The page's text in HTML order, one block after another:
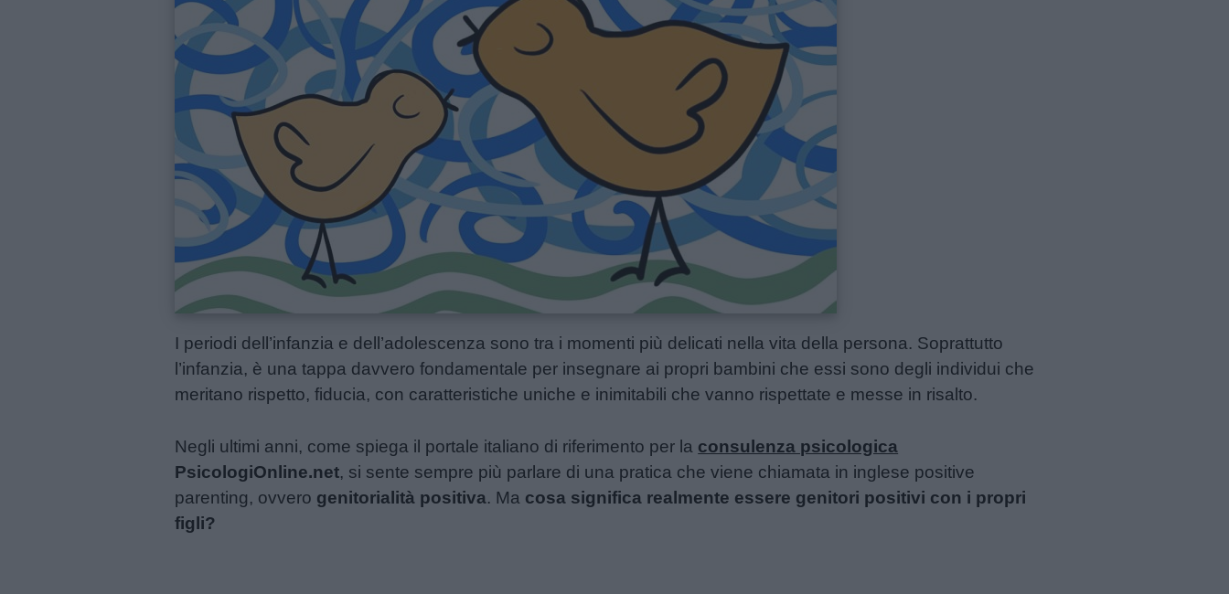
I periodi dell’infanzia e dell’adolescenza sono tra i momenti più delicati nella vita della persona. Soprattutto
l’infanzia, è una tappa davvero fondamentale per insegnare ai propri bambini che essi sono degli individui che
meritano rispetto, fiducia, con caratteristiche uniche e inimitabili che vanno rispettate e messe in risalto.
Negli ultimi anni, come spiega il portale italiano di riferimento per la consulenza psicologica
PsicologiOnline.net, si sente sempre più parlare di una pratica che viene chiamata in inglese positive
parenting, ovvero genitorialità positiva. Ma cosa significa realmente essere genitori positivi con i propri
figli?